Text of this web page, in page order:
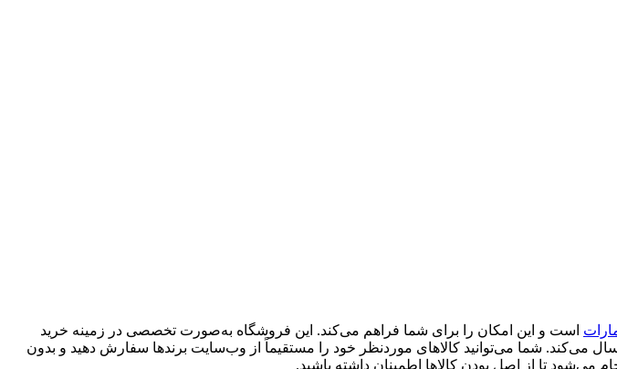
است و این امکان را برای شما فراهم می‌کند. این فروشگاه به‌صورت تخصصی در زمینه خرید
می‌کند. شما می‌توانید کالاهای موردنظر خود را مستقیماً از وب‌سایت برندها سفارش دهید و بدون
می‌شود تا از اصل بودن کالاها اطمینان داشته باشید.